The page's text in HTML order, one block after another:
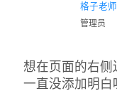
格子老师
管理员
想在页面的右
一直没添加明白